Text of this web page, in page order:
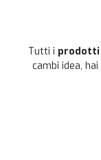
Tutti i prodotti
cambi idea, hai